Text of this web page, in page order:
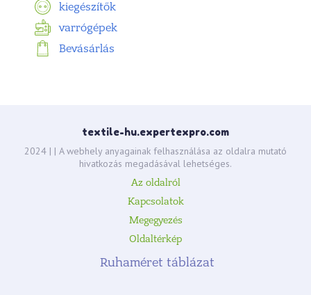
kiegészítők
varrógépek
Bevásárlás
textile-hu.expertexpro.com
2024 | | A webhely anyagainak felhasználása az oldalra mutató
hivatkozás megadásával lehetséges.
Az oldalról
Kapcsolatok
Megegyezés
Oldaltérkép
Ruhaméret táblázat